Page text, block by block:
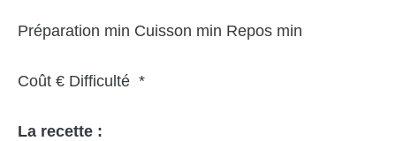
Préparation min Cuisson min Repos min
Coût € Difficulté *
La recette :